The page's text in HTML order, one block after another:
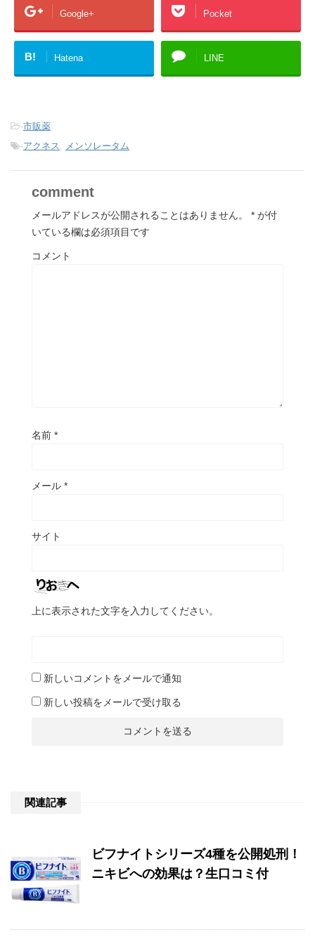
Google+ Pocket
B! Hatena LINE
-市販薬
-アクネス, メンソレータム
comment
メールアドレスが公開されることはありません。 * が付
いている欄は必須項目です
コメント
名前 *
メール *
サイト
上に表示された文字を入力してください。
新しいコメントをメールで通知
新しい投稿をメールで受け取る
関連記事
ビフナイトシリーズ4種を公開処刑！
ニキビへの効果は？生口コミ付